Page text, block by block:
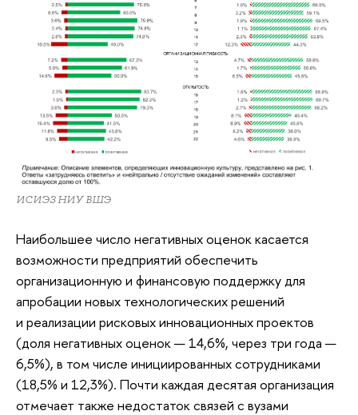
ИСИЭЗ НИУ ВШЭ
Наибольшее число негативных оценок касается
возможности предприятий обеспечить
организационную и финансовую поддержку для
апробации новых технологических решений
и реализации рисковых инновационных проектов
(доля негативных оценок — 14,6%, через три года —
6,5%), в том числе инициированных сотрудниками
(18,5% и 12,3%). Почти каждая десятая организация
отмечает также недостаток связей с вузами